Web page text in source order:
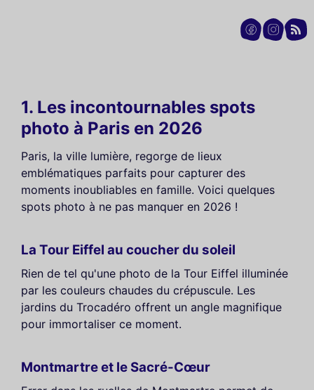
1. Les incontournables spots
photo à Paris en 2026
Paris, la ville lumière, regorge de lieux
emblématiques parfaits pour capturer des
moments inoubliables en famille. Voici quelques
spots photo à ne pas manquer en 2026 !
La Tour Eiffel au coucher du soleil
Rien de tel qu'une photo de la Tour Eiffel illuminée
par les couleurs chaudes du crépuscule. Les
jardins du Trocadéro offrent un angle magnifique
pour immortaliser ce moment.
Montmartre et le Sacré-Cœur